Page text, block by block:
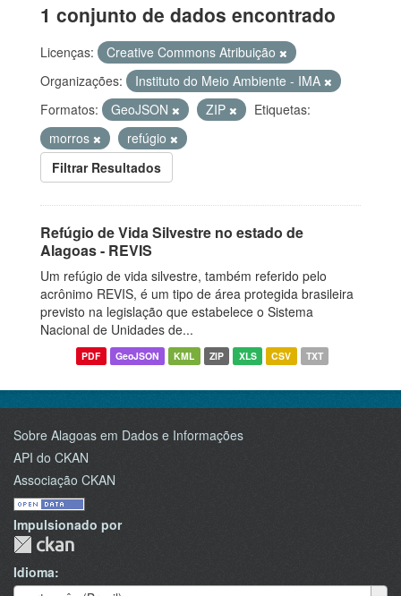
1 conjunto de dados encontrado
Licenças:
Creative Commons Atribuição
Organizações:
Instituto do Meio Ambiente - IMA
Formatos:
GeoJSON ZIP
Etiquetas:
morros
refúgio
Filtrar Resultados
Refúgio de Vida Silvestre no estado de
Alagoas - REVIS
Um refúgio de vida silvestre, também referido pelo
acrônimo REVIS, é um tipo de área protegida brasileira
previsto na legislação que estabelece o Sistema
Nacional de Unidades de...
PDF GeoJSON KML ZIP XLS CSV TXT
Sobre Alagoas em Dados e Informações
API do CKAN
Associação CKAN
Impulsionado por
Idioma